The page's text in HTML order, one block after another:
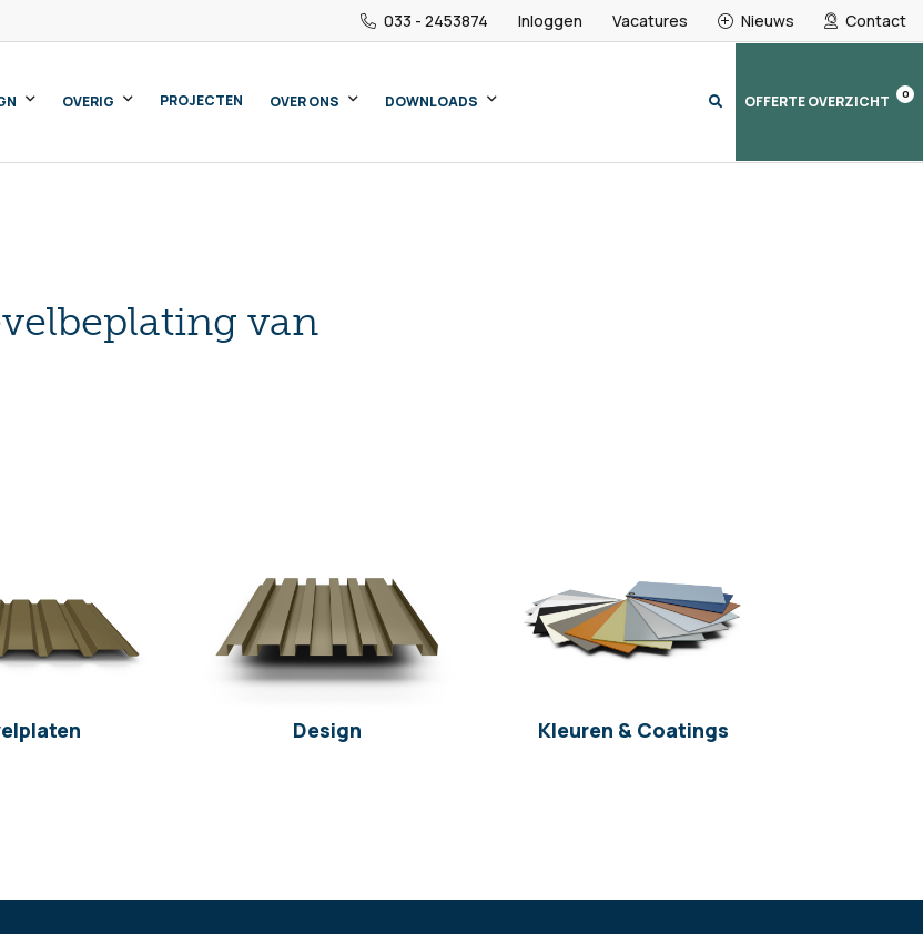
033 - 2453874 Inloggen Vacatures Nieuws Contact
OVERIG PROJECTEN OVER ONS DOWNLOADS OFFERTE OVERZICHT 0
van
Design Kleuren & Coatings